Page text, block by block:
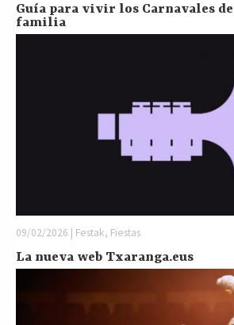
Guía para vivir los Carnavales de
familia
09/02/2026 | Festak, Fiestas
La nueva web Txaranga.eus